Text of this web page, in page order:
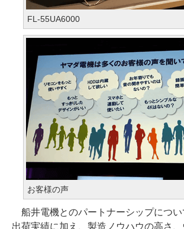
FL-55UA6000
お客様の声
船井電機とのパートナーシップについ
出荷実績に加え、製造ノウハウの高さ、